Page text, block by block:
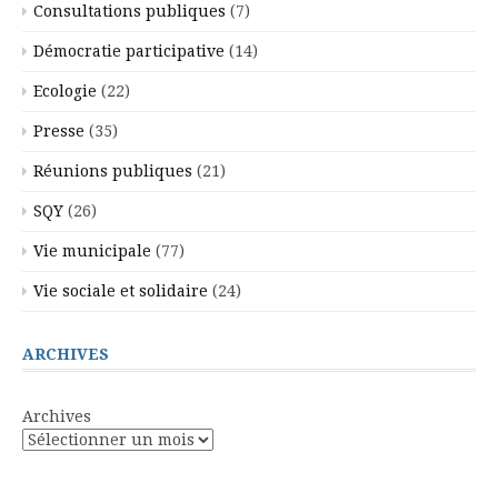
Consultations publiques (7)
Démocratie participative (14)
Ecologie (22)
Presse (35)
Réunions publiques (21)
SQY (26)
Vie municipale (77)
Vie sociale et solidaire (24)
ARCHIVES
Archives